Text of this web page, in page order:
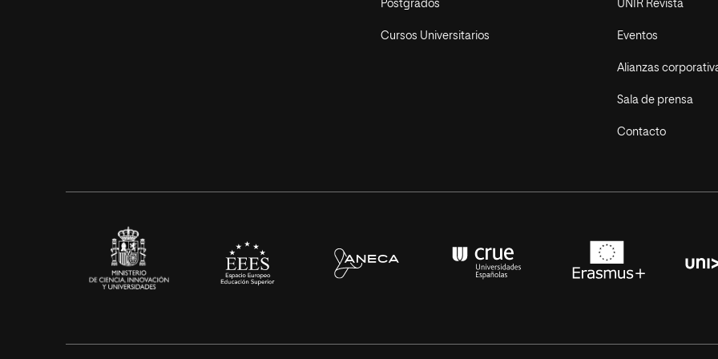
Postgrados
Cursos Universitarios
UNIR Revista
Eventos
Alianzas
Sala de prensa
Contacto